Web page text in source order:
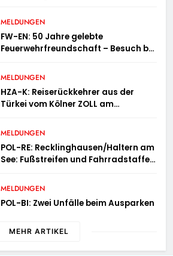
MELDUNGEN
FW-EN: 50 Jahre gelebte
Feuerwehrfreundschaft – Besuch bei
Österreich
MELDUNGEN
HZA-K: Reiserückkehrer aus der
Türkei vom Kölner ZOLL am
Potenzhonig erwischt / Gefährlicher
Trend hält an
MELDUNGEN
POL-RE: Recklinghausen/Haltern am
See: Fußstreifen und Fahrradstaffel
MELDUNGEN
POL-BI: Zwei Unfälle beim Ausparken
MEHR ARTIKEL